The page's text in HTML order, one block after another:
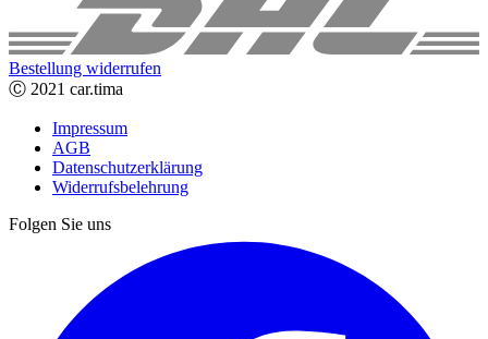
Bestellung widerrufen
Ⓒ 2021 car.tima
Impressum
AGB
Datenschutzerklärung
Widerrufsbelehrung
Folgen Sie uns